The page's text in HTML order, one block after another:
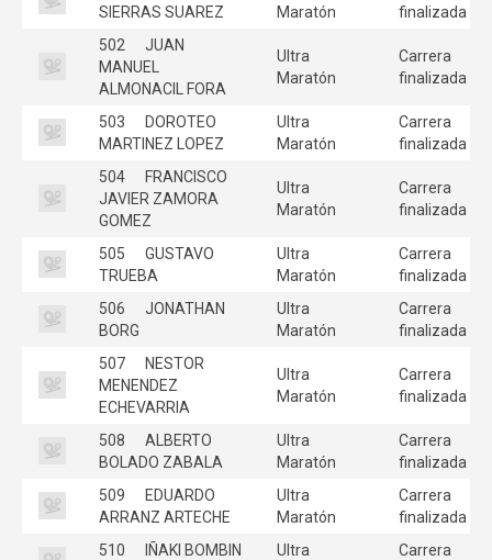
SIERRAS SUAREZ
Maratón
finalizada
502
JUAN
MANUEL
ALMONACIL FORA
Ultra
Maratón
Carrera
finalizada
503
DOROTEO
MARTINEZ LOPEZ
Ultra
Maratón
Carrera
finalizada
504
FRANCISCO
JAVIER ZAMORA
GOMEZ
Ultra
Maratón
Carrera
finalizada
505
GUSTAVO
TRUEBA
Ultra
Maratón
Carrera
finalizada
506
JONATHAN
BORG
Ultra
Maratón
Carrera
finalizada
507
NESTOR
MENENDEZ
ECHEVARRIA
Ultra
Maratón
Carrera
finalizada
508
ALBERTO
BOLADO ZABALA
Ultra
Maratón
Carrera
finalizada
509
EDUARDO
ARRANZ ARTECHE
Ultra
Maratón
Carrera
finalizada
510
IÑAKI BOMBIN
Ultra
Carrera